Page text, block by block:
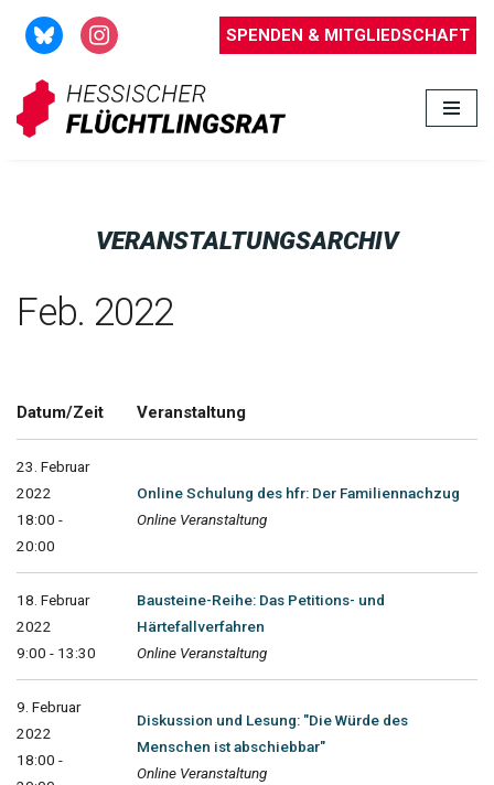
Zum
Inhalt
springen
SPENDEN & MITGLIEDSCHAFT
VERANSTALTUNGSARCHIV
Feb. 2022
Datum/Zeit Veranstaltung
23. Februar
2022
18:00 -
20:00
Online Schulung des hfr: Der Familiennachzug
Online Veranstaltung
18. Februar
2022
9:00 - 13:30
Bausteine-Reihe: Das Petitions- und
Härtefallverfahren
Online Veranstaltung
9. Februar
2022
18:00 -
Diskussion und Lesung: "Die Würde des
Menschen ist abschiebbar"
Online Veranstaltung